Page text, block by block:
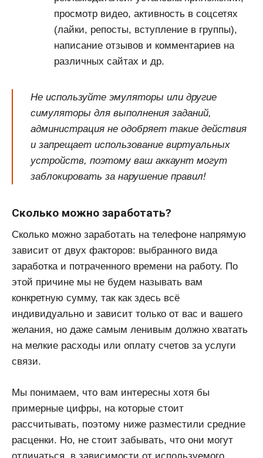
просмотр видео, активность в соцсетях
(лайки, репосты, вступление в группы),
написание отзывов и комментариев на
различных сайтах и др.
Не используйте эмуляторы или другие
симуляторы для выполнения заданий,
администрация не одобряет такие действия
и запрещает использование виртуальных
устройств, поэтому ваш аккаунт могут
заблокировать за нарушение правил!
Сколько можно заработать?
Сколько можно заработать на телефоне напрямую
зависит от двух факторов: выбранного вида
заработка и потраченного времени на работу. По
этой причине мы не будем называть вам
конкретную сумму, так как здесь всё
индивидуально и зависит только от вас и вашего
желания, но даже самым ленивым должно хватать
на мелкие расходы или оплату счетов за услуги
связи.
Мы понимаем, что вам интересны хотя бы
примерные цифры, на которые стоит
рассчитывать, поэтому ниже разместили средние
расценки. Но, не стоит забывать, что они могут